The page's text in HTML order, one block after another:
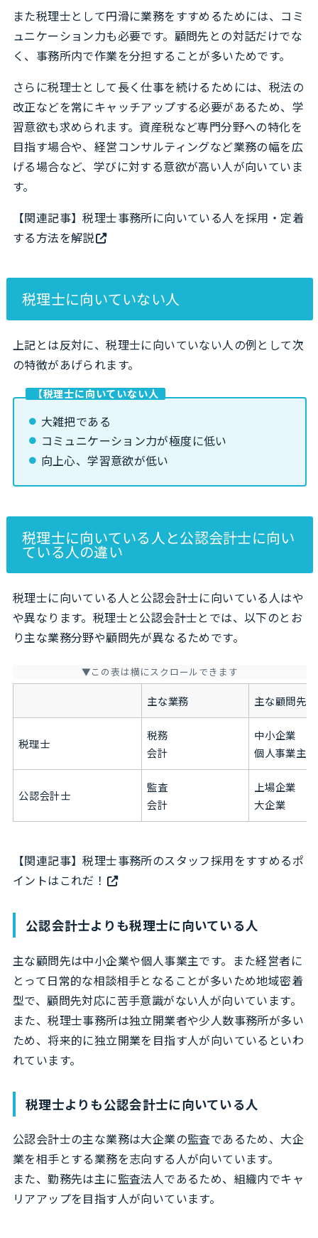
また税理士として円滑に業務をすすめるためには、コミ
ュニケーション力も必要です。顧問先との対話だけでな
く、事務所内で作業を分担することが多いためです。
さらに税理士として長く仕事を続けるためには、税法の
改正などを常にキャッチアップする必要があるため、学
習意欲も求められます。資産税など専門分野への特化を
目指す場合や、経営コンサルティングなど業務の幅を広
げる場合など、学びに対する意欲が高い人が向いていま
す。
【関連記事】税理士事務所に向いている人を採用・定着
する方法を解説
税理士に向いていない人
上記とは反対に、税理士に向いていない人の例として次
の特徴があげられます。
【税理士に向いていない人
大雑把である
コミュニケーション力が極度に低い
向上心、学習意欲が低い
税理士に向いている人と公認会計士に向い
ている人の違い
税理士に向いている人と公認会計士に向いている人はや
や異なります。税理士と公認会計士とでは、以下のとお
り主な業務分野や顧問先が異なるためです。
主な業務 主な顧問先
税理士
税務
会計
中小企業
個人事業主
公認会計士
監査
会計
上場企業
大企業
【関連記事】税理士事務所のスタッフ採用をすすめるポ
イントはこれだ！
公認会計士よりも税理士に向いている人
主な顧問先は中小企業や個人事業主です。また経営者に
とって日常的な相談相手となることが多いため地域密着
型で、顧問先対応に苦手意識がない人が向いています。
また、税理士事務所は独立開業者や少人数事務所が多い
ため、将来的に独立開業を目指す人が向いているといわ
れています。
税理士よりも公認会計士に向いている人
公認会計士の主な業務は大企業の監査であるため、大企
業を相手とする業務を志向する人が向いています。
また、勤務先は主に監査法人であるため、組織内でキャ
リアアップを目指す人が向いています。